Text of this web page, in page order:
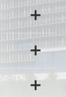
＋
＋
＋